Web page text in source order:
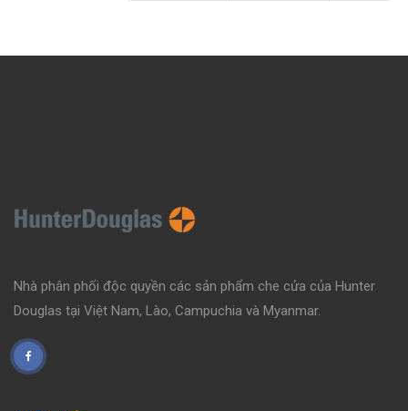
Nhà phân phối độc quyền các sản phẩm che cửa của Hunter
Douglas tại Việt Nam, Lào, Campuchia và Myanmar.